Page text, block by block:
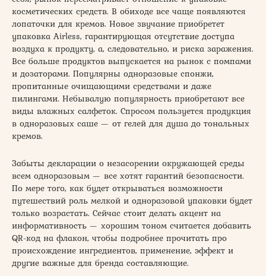
косметических средств. В обиходе все чаще появляются
лопаточки для кремов. Новое звучание приобретет
упаковка Airless, гарантирующая отсутствие доступа
воздуха к продукту, а, следовательно, и риска заражения.
Все больше продуктов выпускается на рынок с помпами
и дозаторами. Популярны одноразовые спонжи,
пропитанные очищающими средствами и даже
пилингами. Небывалую популярность приобретают все
виды влажных салфеток. Спросом пользуется продукция
в одноразовых саше — от гелей для душа до тональных
кремов.
Забыты декларации о незасорении окружающей среды
всем одноразовым — все хотят гарантий безопасности.
По мере того, как будет открываться возможности
путешествий роль мелкой и одноразовой упаковки будет
только возрастать. Сейчас стоит делать акцент на
информативность — хорошим тоном считается добавить
QR-код на флакон, чтобы подробнее прочитать про
происхождение ингредиентов, применение, эффект и
другие важные для бренда составляющие.